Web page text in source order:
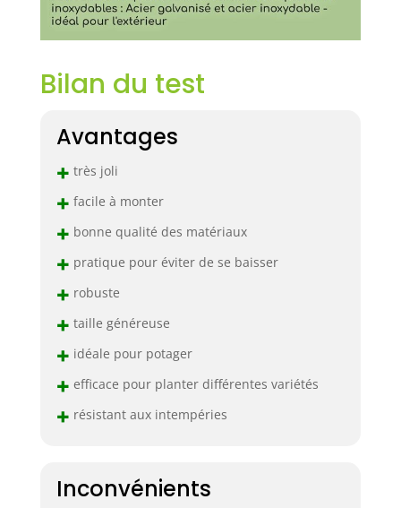
Bilan du test
Avantages
+ très joli
+ facile à monter
+ bonne qualité des matériaux
+ pratique pour éviter de se baisser
+ robuste
+ taille généreuse
+ idéale pour potager
+ efficace pour planter différentes variétés
+ résistant aux intempéries
Inconvénients